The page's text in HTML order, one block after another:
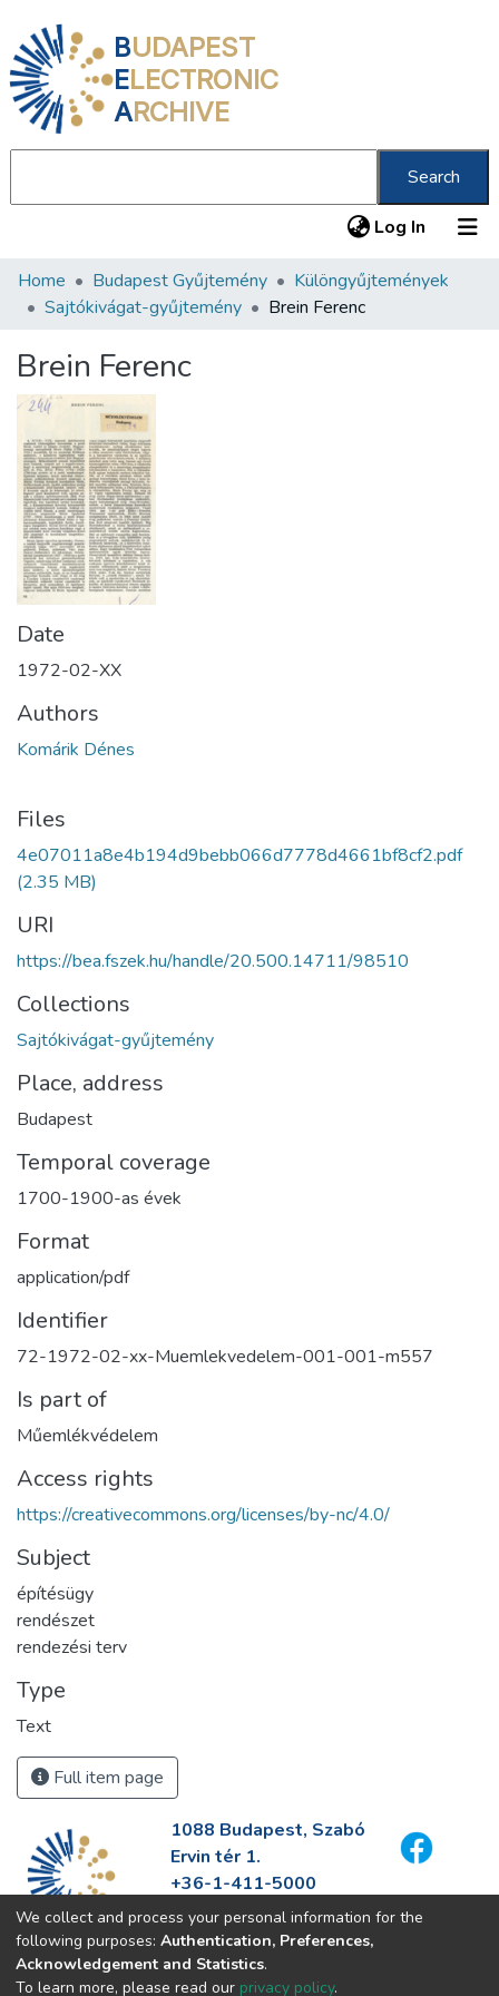
BUDAPEST
ELECTRONIC
ARCHIVE
Search
Log In (current)
Communities & Collections
Statistics
About us
Home Budapest Gyűjtemény
Különgyűjtemények
Sajtókivágat-gyűjtemény
Brein Ferenc
Brein Ferenc
Date
1972-02-XX
Authors
Komárik Dénes
Files
4e07011a8e4b194d9bebb066d7778d4661bf8cf2.pdf
(2.35 MB)
URI
https://bea.fszek.hu/handle/20.500.14711/98510
Collections
Sajtókivágat-gyűjtemény
Place, address
Budapest
Temporal coverage
1700-1900-as évek
Format
application/pdf
Identifier
72-1972-02-xx-Muemlekvedelem-001-001-m557
Is part of
Műemlékvédelem
Access rights
https://creativecommons.org/licenses/by-nc/4.0/
Subject
építésügy
rendészet
rendezési terv
Type
Text
Full item page
1088 Budapest, Szabó
Ervin tér 1.
+36-1-411-5000
info@fszek.hu
https://fszek.hu
We collect and process your personal information for the
following purposes: Authentication, Preferences,
Acknowledgement and Statistics.
To learn more, please read our privacy policy.